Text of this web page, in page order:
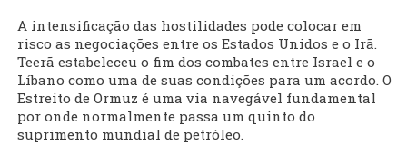
A intensificação das hostilidades pode colocar em
risco as negociações entre os Estados Unidos e o Irã.
Teerã estabeleceu o fim dos combates entre Israel e o
Líbano como uma de suas condições para um acordo. O
Estreito de Ormuz é uma via navegável fundamental
por onde normalmente passa um quinto do
suprimento mundial de petróleo.